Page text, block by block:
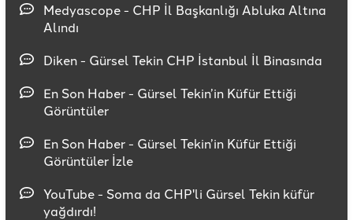
Medyascope - CHP İl Başkanlığı Abluka Altına
Alındı
Diken - Gürsel Tekin CHP İstanbul İl Binasında
En Son Haber - Gürsel Tekin’in Küfür Ettiği
Görüntüler
En Son Haber - Gürsel Tekin’in Küfür Ettiği
Görüntüler İzle
YouTube - Soma da CHP'li Gürsel Tekin küfür
yağdırdı!